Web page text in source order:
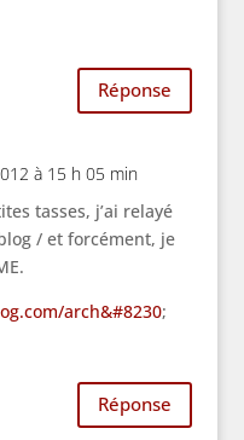
Réponse
à 15 h 05 min
tasses, j’ai relayé
/ et forcément, je
arch&#8230;
Réponse